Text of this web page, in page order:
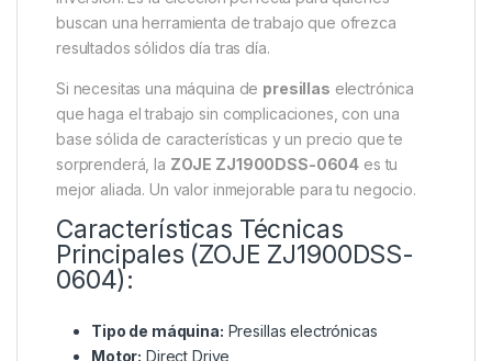
buscan una herramienta de trabajo que ofrezca
resultados sólidos día tras día.
Si necesitas una máquina de presillas electrónica
que haga el trabajo sin complicaciones, con una
base sólida de características y un precio que te
sorprenderá, la ZOJE ZJ1900DSS-0604 es tu
mejor aliada.Un valor inmejorable para tu negocio.
Características Técnicas
Principales (ZOJE ZJ1900DSS-
0604):
Tipo de máquina: Presillas electrónicas
Motor: Direct Drive